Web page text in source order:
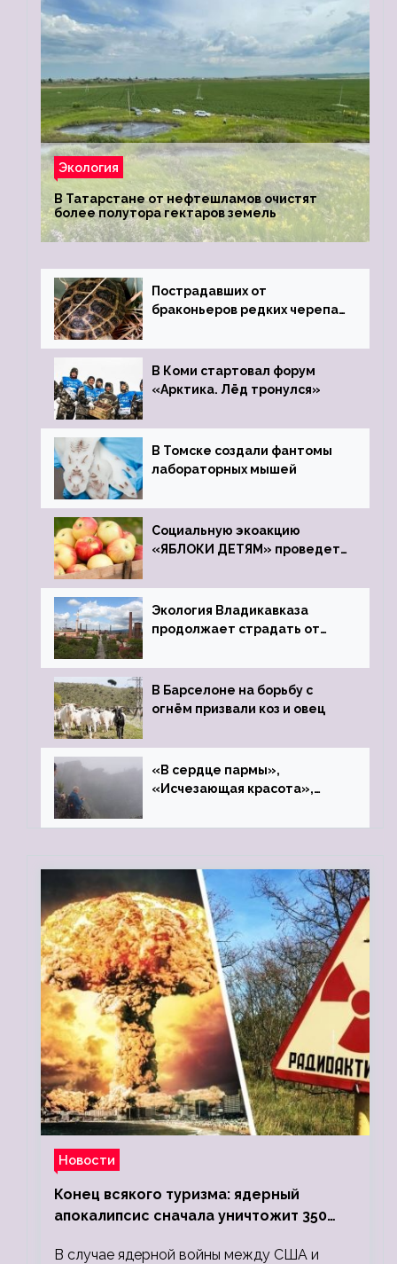
Экология
В Татарстане от нефтешламов очистят
более полутора гектаров земель
Пострадавших от
браконьеров редких черепах
зоопарк
В Коми стартовал форум
«Арктика. Лёд тронулся»
В Томске создали фантомы
лабораторных мышей
Социальную экоакцию
«ЯБЛОКИ ДЕТЯМ» проведет
Экология Владикавказа
продолжает страдать от
В Барселоне на борьбу с
огнём призвали коз и овец
«В сердце пармы»,
«Исчезающая красота»,
Новости
Конец всякого туризма: ядерный
апокалипсис сначала уничтожит 350
людей
В случае ядерной войны между США и